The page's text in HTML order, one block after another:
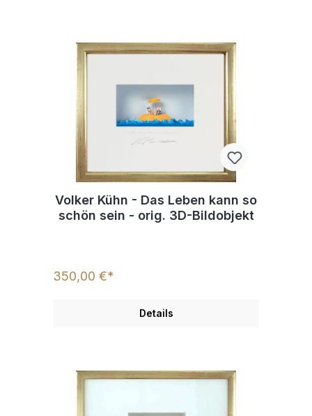
Volker Kühn - Das Leben kann so
schön sein - orig. 3D-Bildobjekt
350,00 €*
Details